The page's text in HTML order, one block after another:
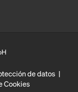
de datos
Cookies